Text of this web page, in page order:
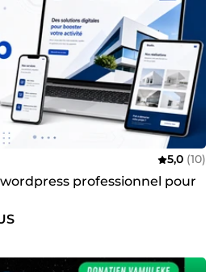
5,0 (10)
professionnel pour